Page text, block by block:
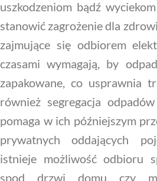
uszkodzeniom bądź
stanowić zagrożenie dla
zajmujące się odbiorem
czasami wymagają, by
zapakowane, co usprawnia
również segregacja
pomaga w ich późniejszym
prywatnych oddających
istnieje możliwość odbioru
spod drzwi domu czy